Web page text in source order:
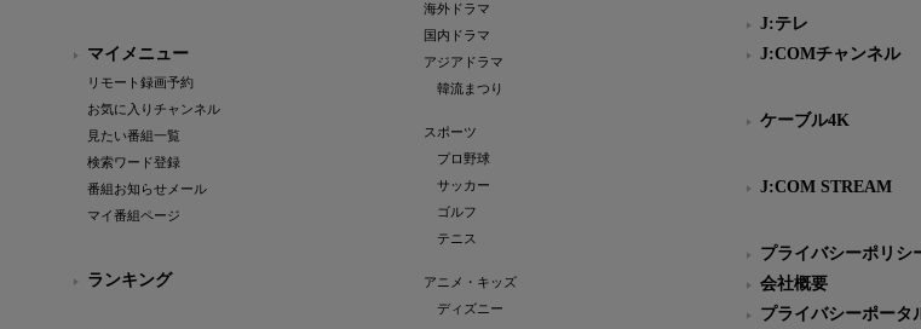
マイメニュー
リモート録画予約
お気に入りチャンネル
見たい番組一覧
検索ワード登録
番組お知らせメール
マイ番組ページ
ランキング
海外ドラマ
国内ドラマ
アジアドラマ
韓流まつり
スポーツ
プロ野球
サッカー
ゴルフ
テニス
アニメ・キッズ
ディズニー
J:テレ
J:COMチャンネル
ケーブル4K
J:COM STREAM
プライバシーポリシ
会社概要
プライバシーポータ